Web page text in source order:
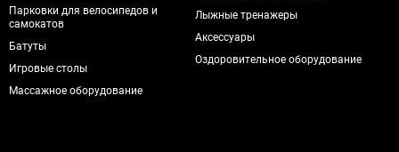
Парковки для велосипедов и
самокатов
Батуты
Игровые столы
Массажное оборудование
Лыжные тренажеры
Аксессуары
Оздоровительное оборудование